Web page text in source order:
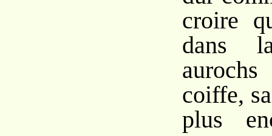
croire
dans
coiffe,
plus